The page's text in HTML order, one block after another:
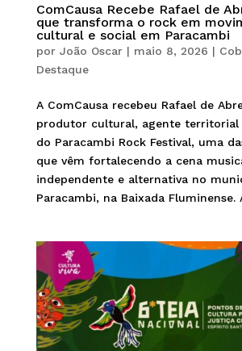
ComCausa Recebe Rafael de
que transforma o rock em
cultural e social em Paracambi
por João Oscar| maio 8, 2026 |
Destaque
A ComCausa recebeu Rafael de
produtor cultural, agente territorial
do Paracambi Rock Festival, uma
que vêm fortalecendo a cena
independente e alternativa no
Paracambi, na Baixada Fluminense.